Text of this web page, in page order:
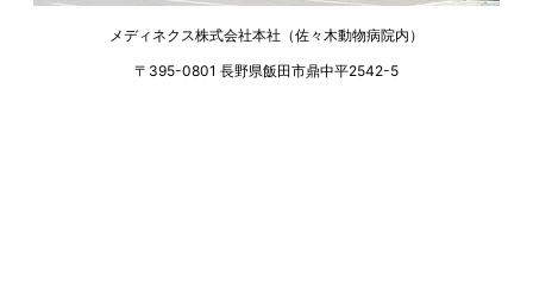
メディネクス株式会社本社（佐々木動物病院内）
〒395-0801 長野県飯田市鼎中平2542-5